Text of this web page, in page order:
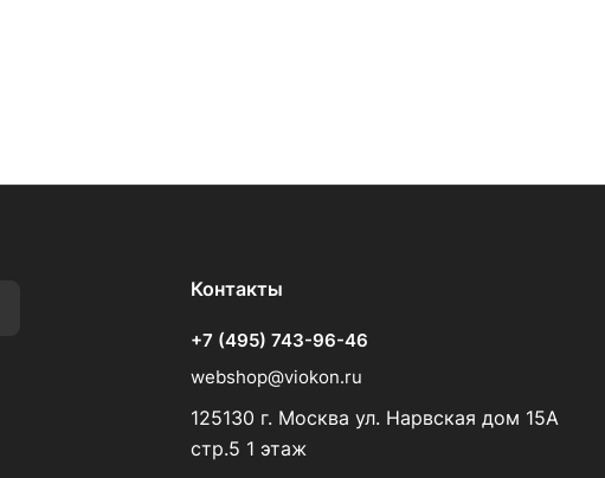
Контакты
+7 (495) 743-96-46
webshop@viokon.ru
125130 г. Москва ул. Нарвская дом 15А
стр.5 1 этаж